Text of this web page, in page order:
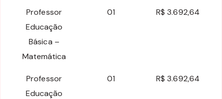
Professor
Educação
Básica –
Matemática
01 R$ 3.692,64
Professor
Educação
01 R$ 3.692,64